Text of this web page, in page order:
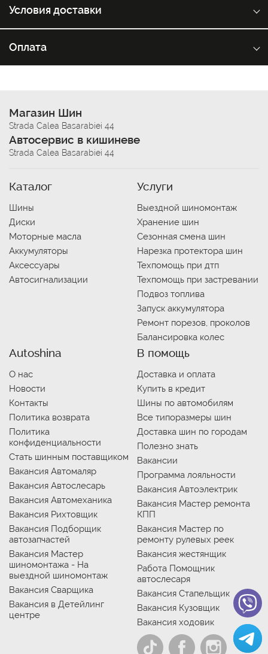
Условия доставки
Оплата
Магазин Шин
Strada Calea Basarabiei 44
Автосервис в кишиневе
Strada Calea Basarabiei 44
Каталог
Шины
Диски
Моторные масла
Аккумуляторы
Аксессуары
Автосигнализации
Услуги
Выездной шиномонтаж
Хранение шин
Сезонная смена шин
Нарезка протектора шин
Техпомощь при дтп
Техпомощь при застревании
Подвоз топлива
Запуск аккумулятора
Ремонт порезов, проколов
Балансировка колес
Autoshina
О нас
Новости
Контакты
Политика возврата
Политика
конфиденциальности
Стать шинным поставщиком
Вакансия Автомаляр
Вакансия Автослесарь
Вакансия Автомеханика
Вакансия Рихтовщик
Вакансия Подборщик
автозапчастей
Вакансия Мастер
шиномонтажа - На
выездной шиномонтаж
Вакансия Сварщика
Вакансия в Детейлинг
центре
В помощь
Доставка и оплата
Купить в кредит
Шины по автомобилям
Все типоразмеры шин
Доставка шин по городам
Полезно знать
Вакансии
Программа лояльности
Вакансия Автоэлектрик
Вакансия Мастер ремонта
КПП
Вакансия Мастер по
ремонту рулевых реек
Вакансия жестянщик
Работа Помощник
автослесаря
Вакансия Стапельщик
Вакансия Кузовщик
Вакансия ходовик